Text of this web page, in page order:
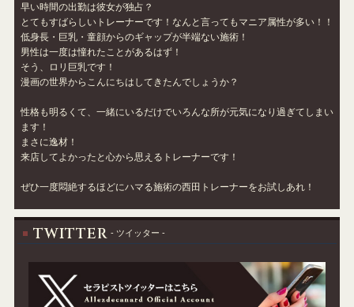
早い時間の出勤は彼女が独占？
とてもすばらしいトレーナーです！なんと言ってもマニア属性が多い！！
低身長・巨乳・童顔からのギャップが半端ない施術！
男性は一度は憧れたことがあるはず！
そう、ロリ巨乳です！
漫画の世界からこんにちはしてきたんでしょうか？
性格も明るくて、一緒にいるだけでいろんな所が元気になり過ぎてしまい
ます！
まさに逸材！
来店してよかったと心から思えるトレーナーです！
ぜひ一度悶絶するほどにハマる施術の西田トレーナーをお試しあれ！
TWITTER - ツイッター -